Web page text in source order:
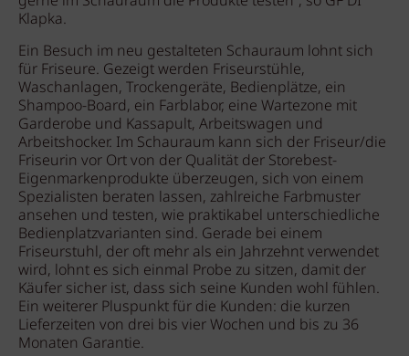
Klapka.
Ein Besuch im neu gestalteten Schauraum lohnt sich
für Friseure. Gezeigt werden Friseurstühle,
Waschanlagen, Trockengeräte, Bedienplätze, ein
Shampoo-Board, ein Farblabor, eine Wartezone mit
Garderobe und Kassapult, Arbeitswagen und
Arbeitshocker. Im Schauraum kann sich der Friseur/die
Friseurin vor Ort von der Qualität der Storebest-
Eigenmarkenprodukte überzeugen, sich von einem
Spezialisten beraten lassen, zahlreiche Farbmuster
ansehen und testen, wie praktikabel unterschiedliche
Bedienplatzvarianten sind. Gerade bei einem
Friseurstuhl, der oft mehr als ein Jahrzehnt verwendet
wird, lohnt es sich einmal Probe zu sitzen, damit der
Käufer sicher ist, dass sich seine Kunden wohl fühlen.
Ein weiterer Pluspunkt für die Kunden: die kurzen
Lieferzeiten von drei bis vier Wochen und bis zu 36
Monaten Garantie.